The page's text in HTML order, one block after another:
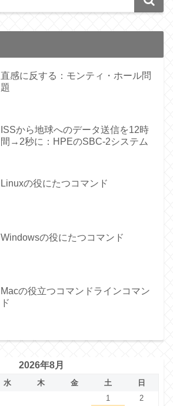
直感に反する：モンティ・ホール問
題
ISSから地球へのデータ送信を12時
間→2秒に：HPEのSBC-2システム
Linuxの役にたつコマンド
Windowsの役にたつコマンド
Macの役立つコマンドラインコマン
ド
2026年8月
水 木 金 土
日
1
2